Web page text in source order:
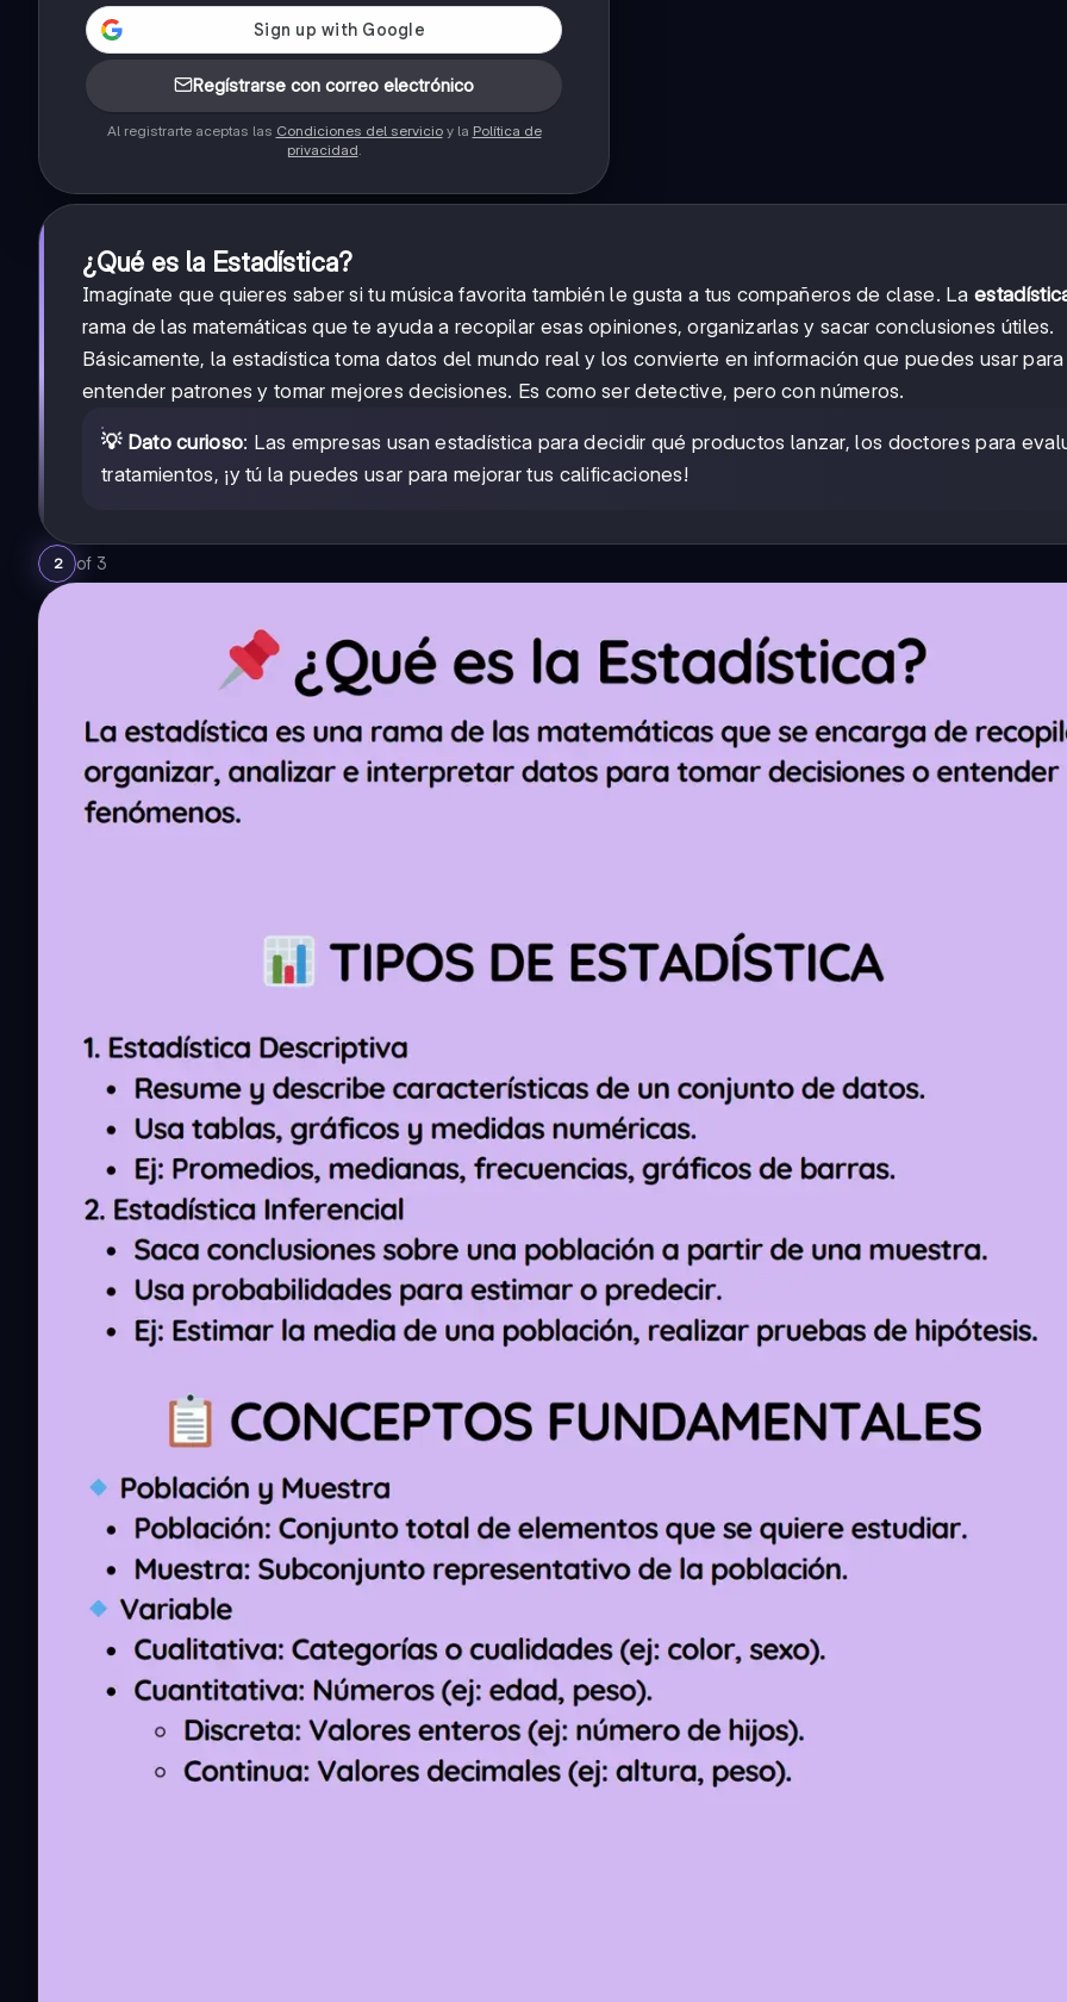
Regístrarse con correo electrónico
Al registrarte aceptas las Condiciones del servicioy la Política de
privacidad.
¿Qué es la Estadística?
Imagínate que quieres saber si tu música favorita también le gusta a tus compañeros de clase. La
rama de las matemáticas que te ayuda a recopilar esas opiniones, organizarlas y sacar conclusiones útiles.
Básicamente, la estadística toma datos del mundo real y los convierte en información que puedes usar para
entender patrones y tomar mejores decisiones. Es como ser detective, pero con números.
💡 Dato curioso: Las empresas usan estadística para decidir qué productos lanzar, los doctores para
tratamientos, ¡y tú la puedes usar para mejorar tus calificaciones!
2 of 3